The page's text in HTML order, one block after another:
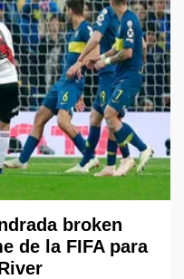
broken
de la FIFA para